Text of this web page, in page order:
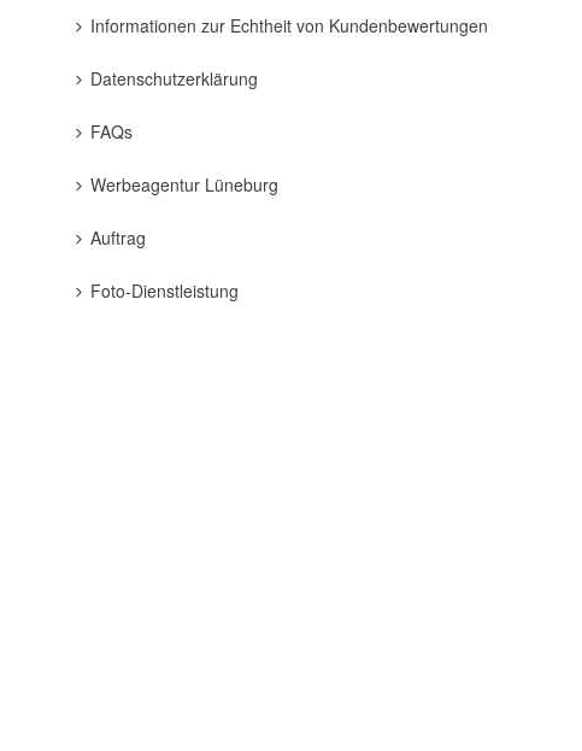
Informationen zur Echtheit von Kundenbewertungen
Datenschutzerklärung
FAQs
Werbeagentur Lüneburg
Auftrag
Foto-Dienstleistung